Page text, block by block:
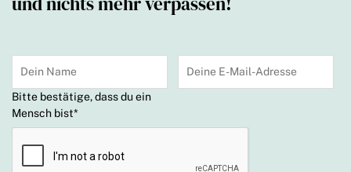
Bitte bestätige, dass du ein
Mensch bist*